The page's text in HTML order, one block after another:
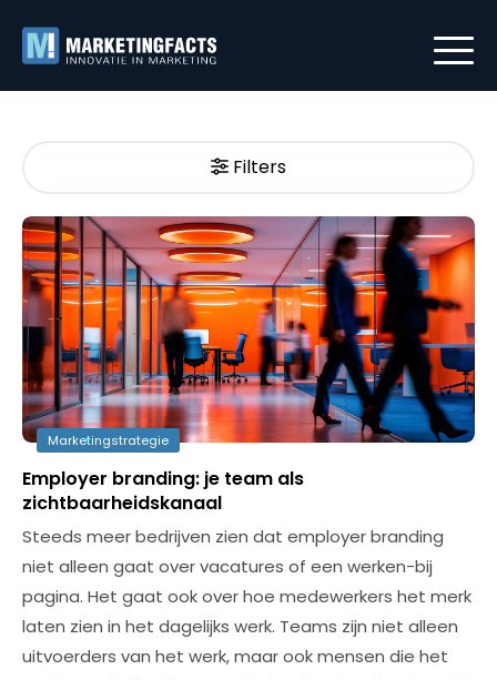
Filters
Marketingstrategie
Employer branding: je team als
zichtbaarheidskanaal
Steeds meer bedrijven zien dat employer branding
niet alleen gaat over vacatures of een werken-bij
pagina. Het gaat ook over hoe medewerkers het merk
laten zien in het dagelijks werk. Teams zijn niet alleen
uitvoerders van het werk, maar ook mensen die het